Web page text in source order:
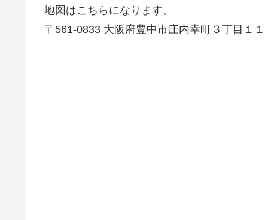
地図はこちらになります。
〒561-0833 大阪府豊中市庄内幸町３丁目１１